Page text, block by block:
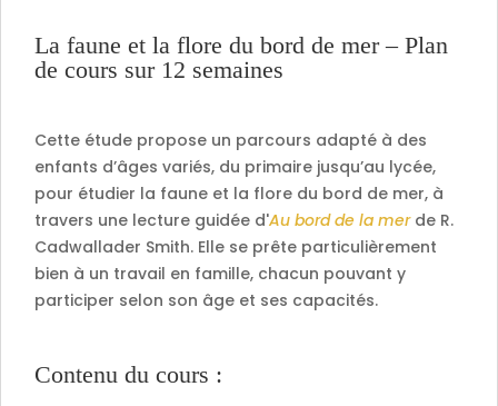
La faune et la flore du bord de mer – Plan
de cours sur 12 semaines
Cette étude propose un parcours adapté à des
enfants d’âges variés, du primaire jusqu’au lycée,
pour étudier la faune et la flore du bord de mer, à
travers une lecture guidée d'Au bord de la merde R.
Cadwallader Smith. Elle se prête particulièrement
bien à un travail en famille, chacun pouvant y
participer selon son âge et ses capacités.
Contenu du cours :